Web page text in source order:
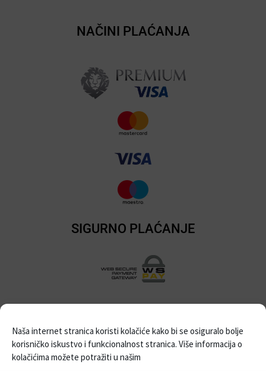
Naša internet stranica koristi kolačiće kako bi se osiguralo bolje
korisničko iskustvo i funkcionalnost stranica. Više informacija o
kolačićima možete potražiti u našim
NAČINI PLAĆANJA
SIGURNO PLAĆANJE
ŽUPANIJE